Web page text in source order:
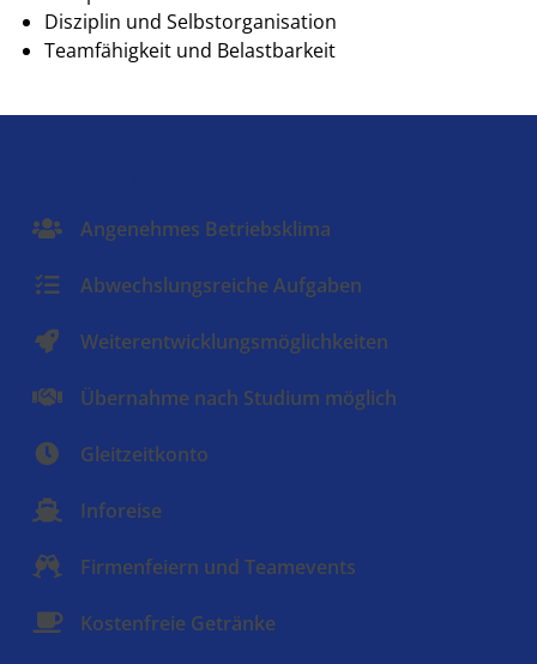
Disziplin und Selbstorganisation
Teamfähigkeit und Belastbarkeit
Angenehmes Betriebsklima
Abwechslungsreiche Aufgaben
Weiterentwicklungsmöglichkeiten
Übernahme nach Studium möglich
Gleitzeitkonto
Inforeise
Firmenfeiern und Teamevents
Kostenfreie Getränke